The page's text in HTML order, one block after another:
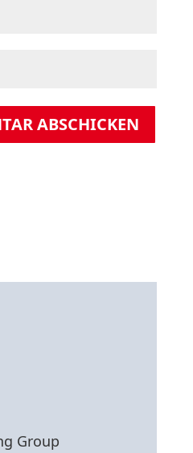
ABSCHICKEN
Group